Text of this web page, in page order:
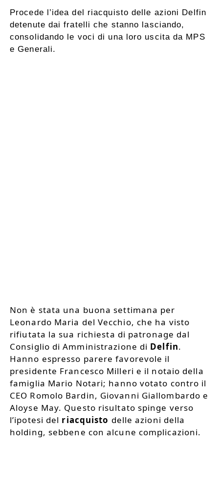
Procede l’idea del riacquisto delle azioni Delfin
detenute dai fratelli che stanno lasciando,
consolidando le voci di una loro uscita da MPS
e Generali.
Non è stata una buona settimana per
Leonardo Maria del Vecchio, che ha visto
rifiutata la sua richiesta di patronage dal
Consiglio di Amministrazione di Delfin.
Hanno espresso parere favorevole il
presidente Francesco Milleri e il notaio della
famiglia Mario Notari; hanno votato contro il
CEO Romolo Bardin, Giovanni Giallombardo e
Aloyse May. Questo risultato spinge verso
l’ipotesi del riacquisto delle azioni della
holding, sebbene con alcune complicazioni.